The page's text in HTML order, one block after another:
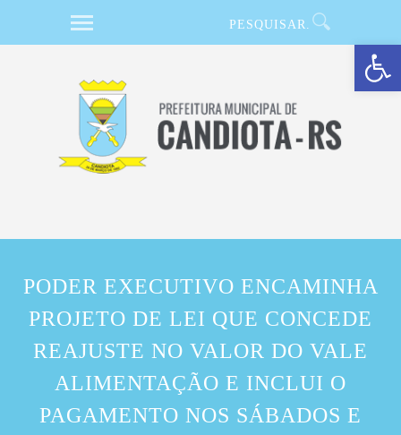
Barra de Ferramentas Aberta
PODER EXECUTIVO ENCAMINHA
PROJETO DE LEI QUE CONCEDE
REAJUSTE NO VALOR DO VALE
ALIMENTAÇÃO E INCLUI O
PAGAMENTO NOS SÁBADOS E